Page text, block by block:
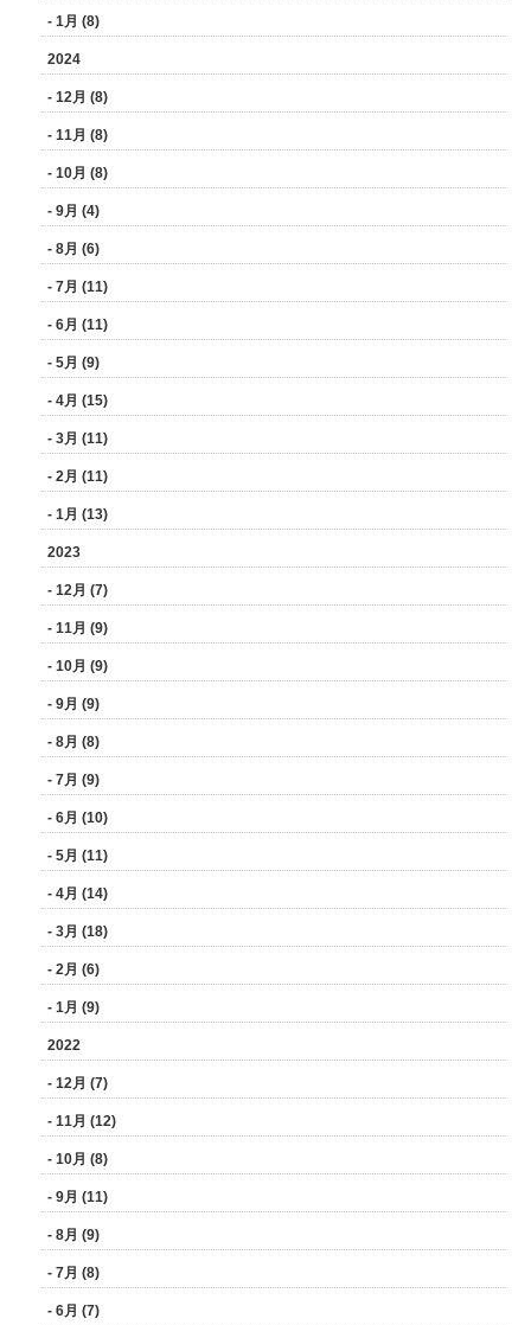
- 1月 (8)
2024
- 12月 (8)
- 11月 (8)
- 10月 (8)
- 9月 (4)
- 8月 (6)
- 7月 (11)
- 6月 (11)
- 5月 (9)
- 4月 (15)
- 3月 (11)
- 2月 (11)
- 1月 (13)
2023
- 12月 (7)
- 11月 (9)
- 10月 (9)
- 9月 (9)
- 8月 (8)
- 7月 (9)
- 6月 (10)
- 5月 (11)
- 4月 (14)
- 3月 (18)
- 2月 (6)
- 1月 (9)
2022
- 12月 (7)
- 11月 (12)
- 10月 (8)
- 9月 (11)
- 8月 (9)
- 7月 (8)
- 6月 (7)